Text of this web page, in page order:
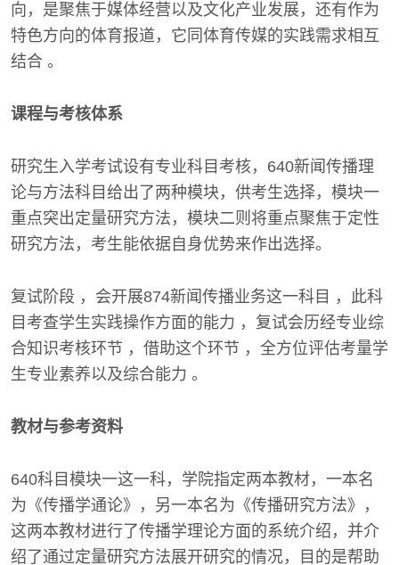
向，是聚焦于媒体经营以及文化产业发展，还有作为
特色方向的体育报道，它同体育传媒的实践需求相互
结合 。
课程与考核体系
研究生入学考试设有专业科目考核，640新闻传播理
论与方法科目给出了两种模块，供考生选择，模块一
重点突出定量研究方法，模块二则将重点聚焦于定性
研究方法，考生能依据自身优势来作出选择。
复试阶段 ，会开展874新闻传播业务这一科目 ，此科
目考查学生实践操作方面的能力 ，复试会历经专业综
合知识考核环节 ，借助这个环节 ，全方位评估考量学
生专业素养以及综合能力 。
教材与参考资料
640科目模块一这一科，学院指定两本教材，一本名
为《传播学通论》，另一本名为《传播研究方法》，
这两本教材进行了传播学理论方面的系统介绍，并介
绍了通过定量研究方法展开研究的情况，目的是帮助